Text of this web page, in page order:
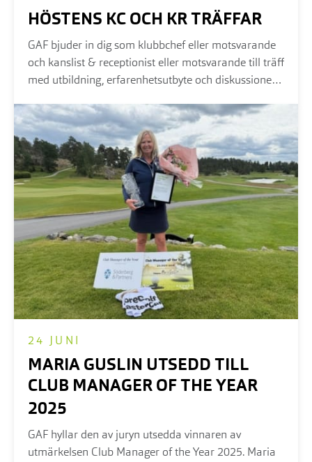
HÖSTENS KC OCH KR TRÄFFAR
GAF bjuder in dig som klubbchef eller motsvarande
och kanslist & receptionist eller motsvarande till träff
med utbildning, erfarenhetsutbyte och diskussioner.
bäst för dig...
MARIA GUSLIN UTSEDD TILL
CLUB MANAGER OF THE YEAR
2025
24 JUNI
GAF hyllar den av juryn utsedda vinnaren av
utmärkelsen Club Manager of the Year 2025. Maria